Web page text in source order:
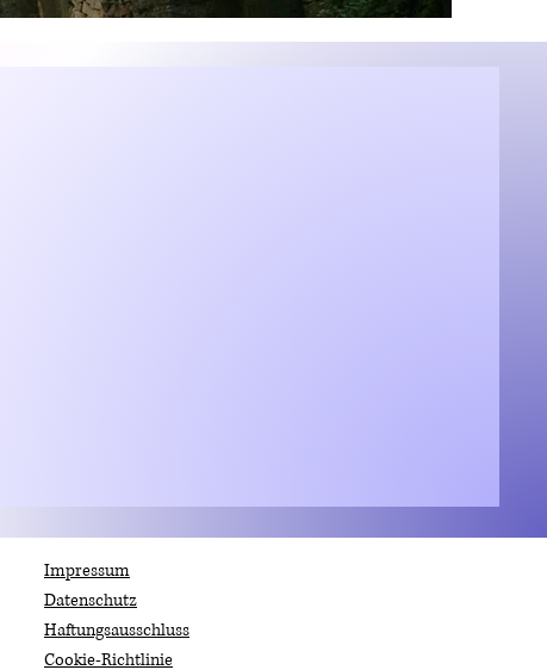
Impressum
Datenschutz
Haftungsausschluss
Cookie-Richtlinie